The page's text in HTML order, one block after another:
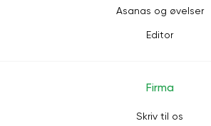
Asanas og øvelser
Editor
Firma
Skriv til os